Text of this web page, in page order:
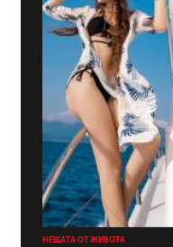
НЕЩАТА ОТ ЖИВОТА